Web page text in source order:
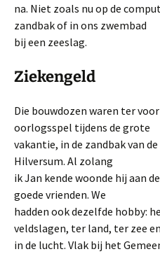
na. Niet zoals nu op de
zandbak of in ons zwembad
bij een zeeslag.
Ziekengeld
Die bouwdozen waren ter
oorlogsspel tijdens de grote
vakantie, in de zandbak van
Hilversum. Al zolang
ik Jan kende woonde hij aan
goede vrienden. We
hadden ook dezelfde hobby:
veldslagen, ter land, ter zee en
in de lucht. Vlak bij het